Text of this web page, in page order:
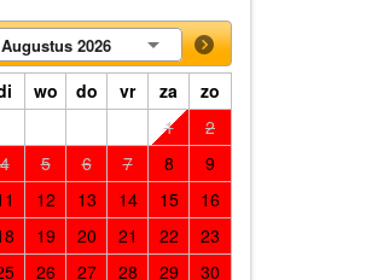
Augustus 2026
wo do vr za
zo
1
2
4 5 6 7 8
9
12 13 14 15
16
19 20 21 22
23
26 27 28 29
30